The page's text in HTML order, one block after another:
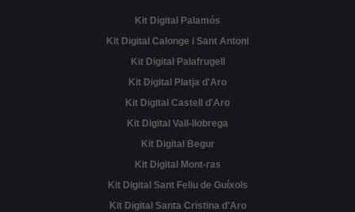
Kit Digital Palamós
Kit Digital Calonge i Sant Antoni
Kit Digital Palafrugell
Kit Digital Platja d'Aro
Kit Digital Castell d'Aro
Kit Digital Vall-llobrega
Kit Digital Begur
Kit Digital Mont-ras
Kit Digital Sant Feliu de Guíxols
Kit Digital Santa Cristina d'Aro